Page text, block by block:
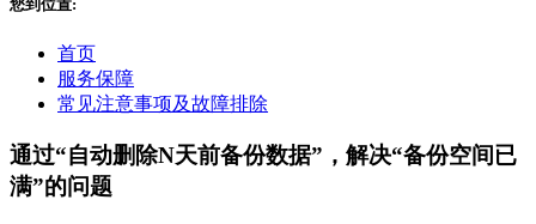
您到位置:
首页
服务保障
常见注意事项及故障排除
通过“自动删除N天前备份数据”，解决“备份空间已
满”的问题